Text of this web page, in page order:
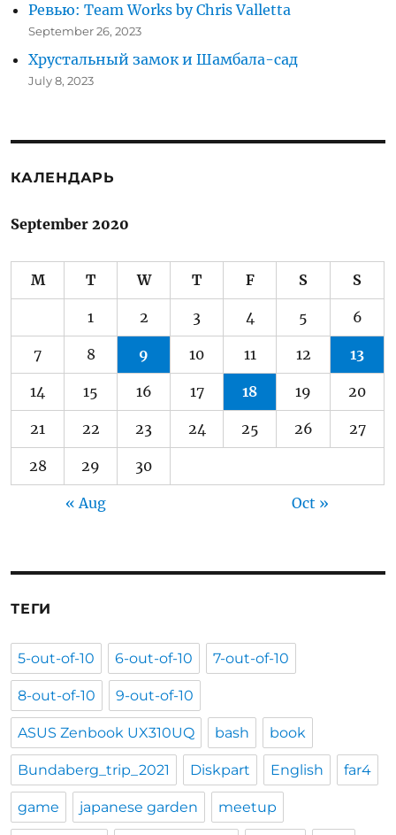
Ревью: Team Works by Chris Valletta
September 26, 2023
Хрустальный замок и Шамбала-сад
July 8, 2023
КАЛЕНДАРЬ
September 2020
M T W T F S S
1 2 3 4 5 6
7 8 9 10 11 12 13
14 15 16 17 18 19 20
21 22 23 24 25 26 27
28 29 30
« Aug Oct »
ТЕГИ
5-out-of-10 6-out-of-10 7-out-of-10
8-out-of-10 9-out-of-10
ASUS Zenbook UX310UQ bash book
Bundaberg_trip_2021 Diskpart English far4
game japanese garden meetup